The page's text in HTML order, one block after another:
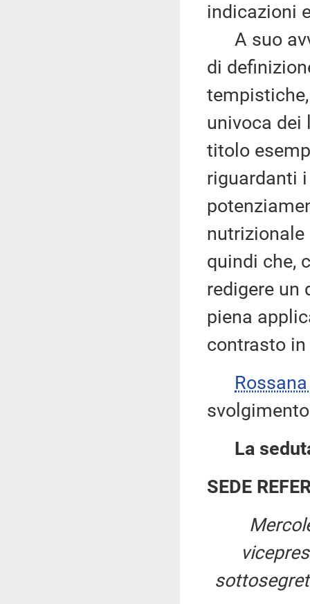
indicazioni
A suo
di
univoca dei
titolo
riguardanti
quindi che,
redigere un
piena
contrasto
La
SEDE